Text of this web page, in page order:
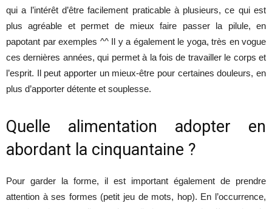
qui a l’intérêt d’être facilement praticable à plusieurs, ce qui est
plus agréable et permet de mieux faire passer la pilule, en
papotant par exemples ^^ Il y a également le yoga, très en vogue
ces dernières années, qui permet à la fois de travailler le corps et
l’esprit. Il peut apporter un mieux-être pour certaines douleurs, en
plus d’apporter détente et souplesse.
Quelle alimentation adopter en
abordant la cinquantaine ?
Pour garder la forme, il est important également de prendre
attention à ses formes (petit jeu de mots, hop). En l’occurrence,